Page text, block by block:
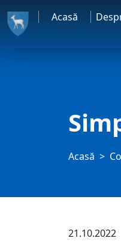
Acasă
Acasă
21.10.2022